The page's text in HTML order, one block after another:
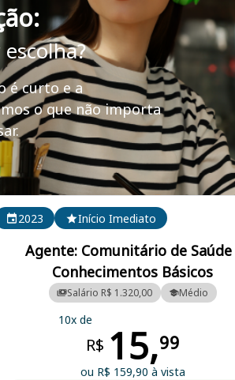
é curto e a
o que não importa
2023 Início Imediato
Agente: Comunitário de Saúde
Conhecimentos Básicos
Salário R$ 1.320,00 Médio
10x de
R$ 15,99
ou R$ 159,90 à vista